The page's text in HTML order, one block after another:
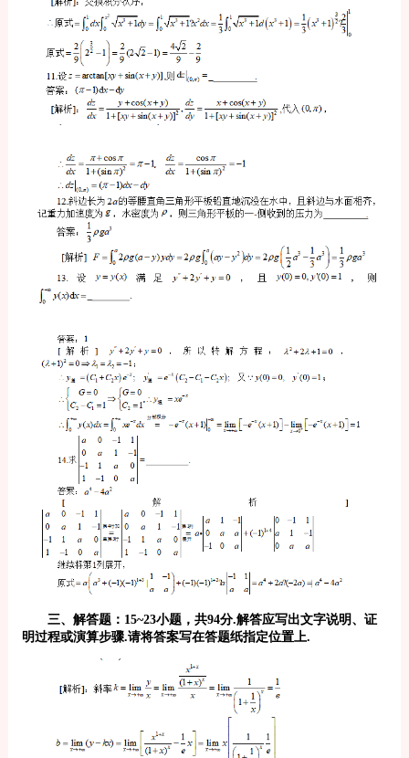
三、解答题：15~23小题，共94分.解答应写出文字说明、证
明过程或演算步骤.请将答案写在答题纸指定位置上.